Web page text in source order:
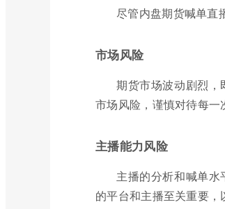
尽管内盘期货喊单直
市场风险
期货市场波动剧烈
市场风险，谨慎对待每一
主播能力风险
主播的分析和喊单
的平台和主播至关重要，